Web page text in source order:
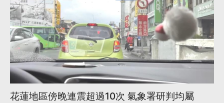
花蓮地區傍晚連震超過10次 氣象署研判均屬